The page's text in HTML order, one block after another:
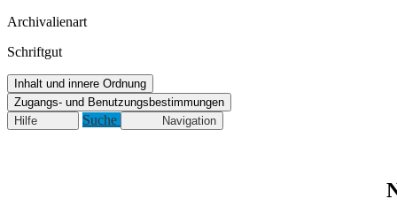
Archivalienart
Schriftgut
Inhalt und innere Ordnung
Zugangs- und Benutzungsbestimmungen
Hilfe
Suche Navigation